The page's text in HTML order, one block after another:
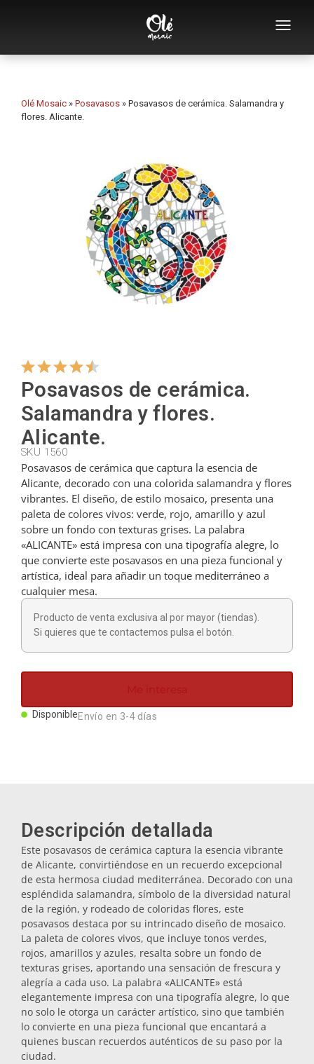
Empresa
Abridores
Tazas
Bols
Colgadores
Cortadores
Cucharones
Dedales
Figuras
Imanes
Llaveros
Posavasos
Tapones
Aceiteras
Salvamanteles
Vasos
Olé Mosaic » Posavasos » Posavasos de cerámica. Salamandra y
flores. Alicante.
Posavasos de cerámica.
Salamandra y flores.
Alicante.
SKU 1560
Posavasos de cerámica que captura la esencia de
Alicante, decorado con una colorida salamandra y flores
vibrantes. El diseño, de estilo mosaico, presenta una
paleta de colores vivos: verde, rojo, amarillo y azul
sobre un fondo con texturas grises. La palabra
«ALICANTE» está impresa con una tipografía alegre, lo
que convierte este posavasos en una pieza funcional y
artística, ideal para añadir un toque mediterráneo a
cualquier mesa.
Producto de venta exclusiva al por mayor (tiendas).
Si quieres que te contactemos pulsa el botón.
Me interesa
DisponibleEnvío en 3-4 días
Descripción detallada
Este posavasos de cerámica captura la esencia vibrante
de Alicante, convirtiéndose en un recuerdo excepcional
de esta hermosa ciudad mediterránea. Decorado con una
espléndida salamandra, símbolo de la diversidad natural
de la región, y rodeado de coloridas flores, este
posavasos destaca por su intrincado diseño de mosaico.
La paleta de colores vivos, que incluye tonos verdes,
rojos, amarillos y azules, resalta sobre un fondo de
texturas grises, aportando una sensación de frescura y
alegría a cada uso. La palabra «ALICANTE» está
elegantemente impresa con una tipografía alegre, lo que
no solo le otorga un carácter artístico, sino que también
lo convierte en una pieza funcional que encantará a
quienes buscan recuerdos auténticos de su paso por la
ciudad.